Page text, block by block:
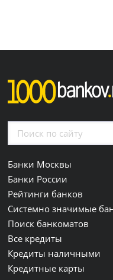
Банки Москвы
Банки России
Рейтинги банков
Системно значимые
Поиск банкоматов
Все кредиты
Кредиты наличными
Кредитные карты